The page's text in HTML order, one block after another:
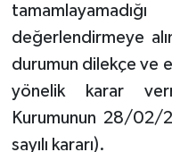
değerlendirmeye
durumun dilekçe ve
yönelik karar
Kurumunun 28/
sayılı kararı).